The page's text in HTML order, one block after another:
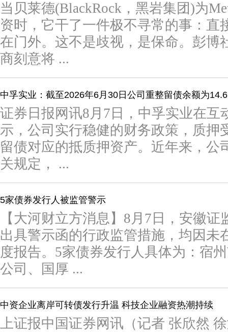
当贝莱德(BlackRock，黑岩集团)为
资时，它干了一件极不寻常的事：直
在门外。这不是歧视，是保命。彭博
商刻意将 ...
中孚实业：截至2026年6月30日公司重整留债余额为
证券日报网讯8月7日，中孚实业在互
示，公司实行稳健的财务政策，质押
留债对应的抵质押资产。近年来，公
关规定， ...
5家债券发行人被监管警示
【大河财立方消息】8月7日，安徽
出具警示函的行政监管措施，均因未
度报告。5家债券发行人具体为：宿
公司、国厚 ...
中资企业离岸可转债发行升温 科技企业融资热潮持续
上证报中国证券网讯（记者 张欣然